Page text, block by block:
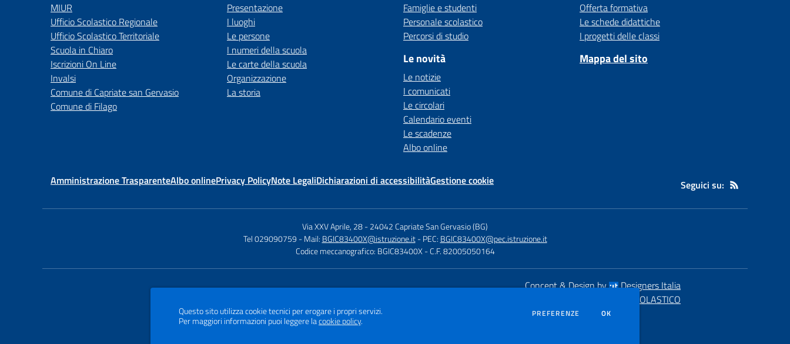
MIUR
Ufficio Scolastico Regionale
Ufficio Scolastico Territoriale
Scuola in Chiaro
Iscrizioni On Line
Invalsi
Comune di Capriate san Gervasio
Comune di Filago
Presentazione
I luoghi
Le persone
I numeri della scuola
Le carte della scuola
Organizzazione
La storia
Famiglie e studenti
Personale scolastico
Percorsi di studio
Le novità
Le notizie
I comunicati
Le circolari
Calendario eventi
Le scadenze
Albo online
Offerta formativa
Le schede didattiche
I progetti delle classi
Mappa del sito
Amministrazione TrasparenteAlbo onlinePrivacy PolicyNote LegaliDichiarazioni di accessibilitàGestione cookie Seguici su:
Via XXV Aprile, 28-24042 Capriate San Gervasio (BG)
Tel 029090759 - Mail: BGIC83400X@istruzione.it - PEC: BGIC83400X@pec.istruzione.it
Codice meccanografico: BGIC83400X - C.F. 82005050164
Concept & Design by
Designers Italia
SCUOLASTICO
Questo sito utilizza cookie tecnici per erogare i propri servizi.
Per maggiori informazioni puoi leggere lacookie policy.
PREFERENZE DEI COOKIE
OK